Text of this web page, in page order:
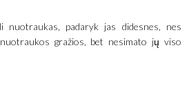
padaryk jas didesnes, nes
gražios, bet nesimato jų viso